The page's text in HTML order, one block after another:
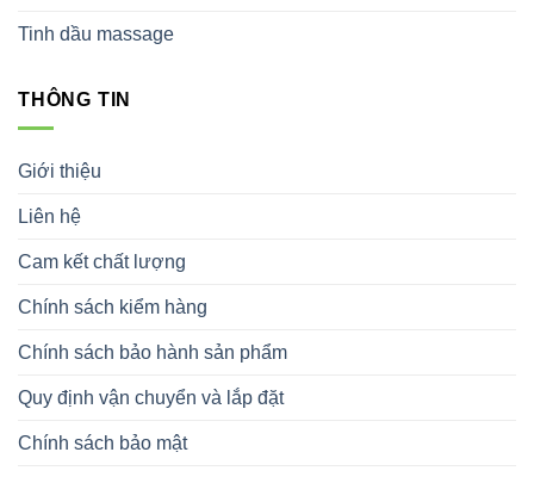
Tinh dầu massage
THÔNG TIN
Giới thiệu
Liên hệ
Cam kết chất lượng
Chính sách kiểm hàng
Chính sách bảo hành sản phẩm
Quy định vận chuyển và lắp đặt
Chính sách bảo mật